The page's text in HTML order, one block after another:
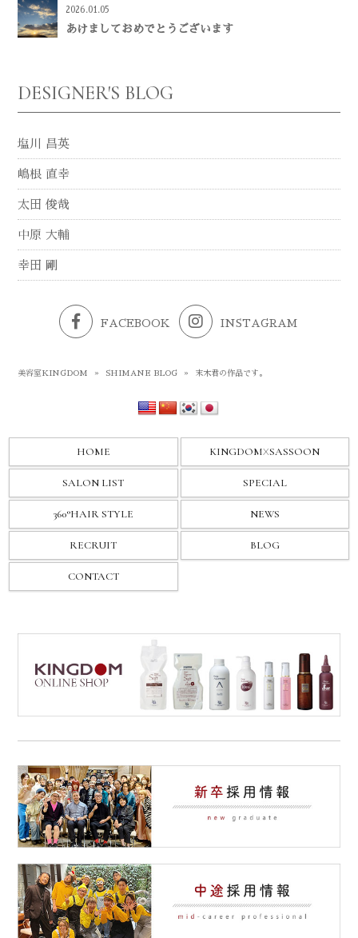
2026.01.05
あけましておめでとうございます
DESIGNER'S BLOG
塩川 昌英
嶋根 直幸
太田 俊哉
中原 大輔
幸田 剛
FACEBOOK INSTAGRAM
美容室KINGDOM » SHIMANE BLOG » 末木君の作品です。
HOME KINGDOMXSASSOON
SALON LIST SPECIAL
360°HAIR STYLE NEWS
RECRUIT BLOG
CONTACT